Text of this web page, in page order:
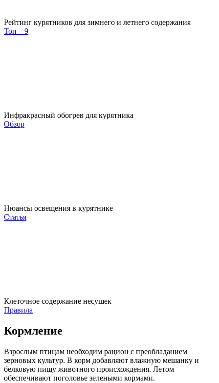
Рейтинг курятников для зимнего и летнего содержания
Топ – 9
Инфракрасный обогрев для курятника
Обзор
Нюансы освещения в курятнике
Статья
Клеточное содержание несушек
Правила
Кормление
Взрослым птицам необходим рацион с преобладанием
зерновых культур. В корм добавляют влажную мешанку и
белковую пищу животного происхождения. Летом
обеспечивают поголовье зелеными кормами.